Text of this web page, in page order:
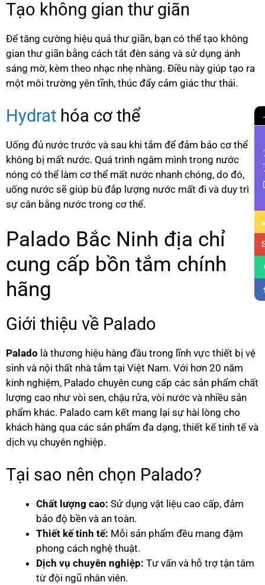
Tạo không gian thư giãn
Để tăng cường hiệu quả thư giãn, bạn có thể tạo không
gian thư giãn bằng cách tắt đèn sáng và sử dụng ánh
sáng mờ, kèm theo nhạc nhẹ nhàng. Điều này giúp tạo ra
một môi trường yên tĩnh, thúc đẩy cảm giác thư thái.
Hydrat hóa cơ thể
Uống đủ nước trước và sau khi tắm để đảm bảo cơ thể
không bị mất nước. Quá trình ngâm mình trong nước
nóng có thể làm cơ thể mất nước nhanh chóng, do đó,
uống nước sẽ giúp bù đắp lượng nước mất đi và duy trì
sự cân bằng nước trong cơ thể.
Palado Bắc Ninh địa chỉ
cung cấp bồn tắm chính
hãng
Giới thiệu về Palado
Palado là thương hiệu hàng đầu trong lĩnh vực thiết bị vệ
sinh và nội thất nhà tắm tại Việt Nam. Với hơn 20 năm
kinh nghiệm, Palado chuyên cung cấp các sản phẩm chất
lượng cao như vòi sen, chậu rửa, vòi nước và nhiều sản
phẩm khác. Palado cam kết mang lại sự hài lòng cho
khách hàng qua các sản phẩm đa dạng, thiết kế tinh tế và
dịch vụ chuyên nghiệp.
Tại sao nên chọn Palado?
Chất lượng cao: Sử dụng vật liệu cao cấp, đảm
bảo độ bền và an toàn.
Thiết kế tinh tế: Mỗi sản phẩm đều mang đậm
phong cách nghệ thuật.
Dịch vụ chuyên nghiệp: Tư vấn và hỗ trợ tận tâm
từ đội ngũ nhân viên.